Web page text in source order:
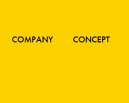
COMPANY CONCEPT